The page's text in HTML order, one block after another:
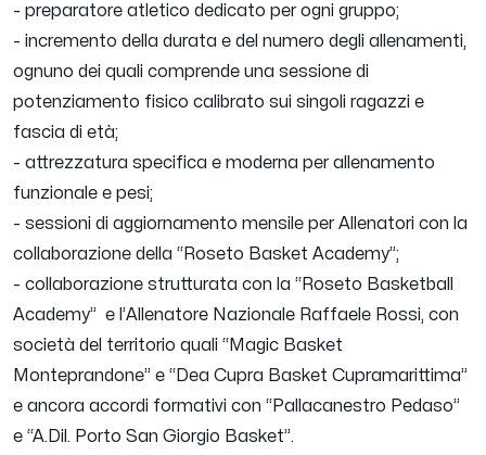
- preparatore atletico dedicato per ogni gruppo;
- incremento della durata e del numero degli allenamenti,
ognuno dei quali comprende una sessione di
potenziamento fisico calibrato sui singoli ragazzi e
fascia di età;
- attrezzatura specifica e moderna per allenamento
funzionale e pesi;
- sessioni di aggiornamento mensile per Allenatori con la
collaborazione della “Roseto Basket Academy”;
- collaborazione strutturata con la “Roseto Basketball
Academy” e l’Allenatore Nazionale Raffaele Rossi, con
società del territorio quali “Magic Basket
Monteprandone” e “Dea Cupra Basket Cupramarittima”
e ancora accordi formativi con “Pallacanestro Pedaso”
e “A.Dil. Porto San Giorgio Basket”.